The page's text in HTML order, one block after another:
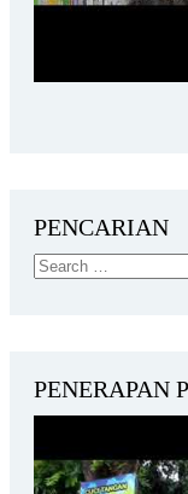
PENCARIAN
PENERAPAN